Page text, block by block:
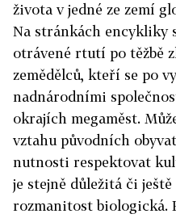
života v jedné ze zemí
Na stránkách encykliky
otrávené rtutí po těžbě
zemědělců, kteří se po
nadnárodními
okrajích megaměst.
vztahu původních
nutnosti respektovat
je stejně důležitá či
rozmanitost biologická.